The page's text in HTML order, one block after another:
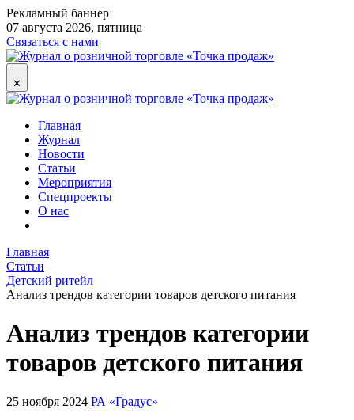
Рекламный баннер
07 августа 2026, пятница
Связаться с нами
✕
Главная
Журнал
Новости
Статьи
Мероприятия
Спецпроекты
О нас
Главная
Статьи
Детский ритейл
Анализ трендов категории товаров детского питания
Анализ трендов категории
товаров детского питания
25 ноября 2024 РА «Градус»